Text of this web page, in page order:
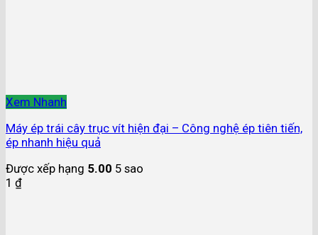
Xem Nhanh
Máy ép trái cây trục vít hiện đại – Công nghệ ép tiên tiến,
ép nhanh hiệu quả
Được xếp hạng 5.00 5 sao
1 ₫